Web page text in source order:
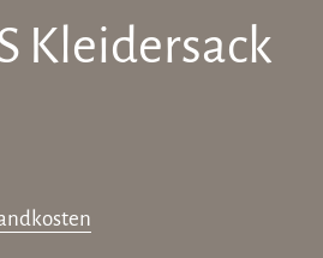
Kleidersack